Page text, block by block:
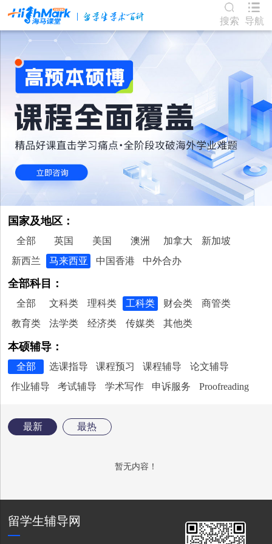
搜索 导航
国家及地区：
全部 英国 美国 澳洲 加拿大
新加坡
新西兰
马来西亚 中国香港 中外合办
全部科目：
全部 文科类 理科类 工科类 财会类
商管类
教育类
法学类 经济类 传媒类 其他类
本硕辅导：
全部 选课指导 课程预习 课程辅导
论文辅导
作业辅导
考试辅导 学术写作 申诉服务 Proofreading
最新 最热
暂无内容！
留学生辅导网